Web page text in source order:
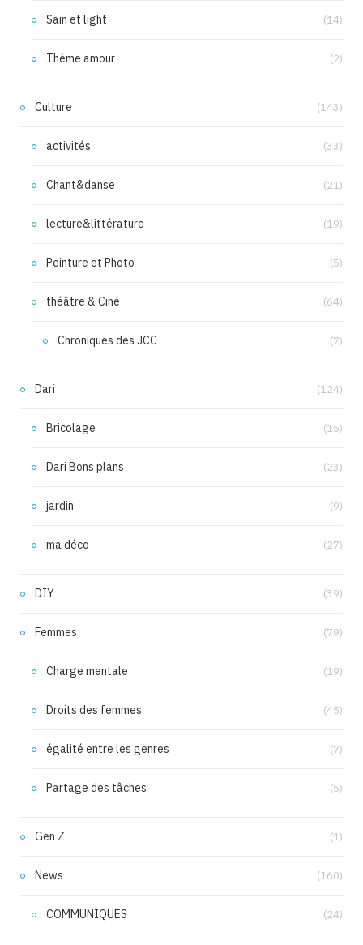
Sain et light (14)
Thème amour (2)
Culture (143)
activités (33)
Chant&danse (21)
lecture&littérature (19)
Peinture et Photo (5)
théâtre & Ciné (64)
Chroniques des JCC (7)
Dari (124)
Bricolage (15)
Dari Bons plans (23)
jardin (9)
ma déco (27)
DIY (39)
Femmes (79)
Charge mentale (19)
Droits des femmes (45)
égalité entre les genres (7)
Partage des tâches (5)
Gen Z (1)
News (160)
COMMUNIQUES (24)